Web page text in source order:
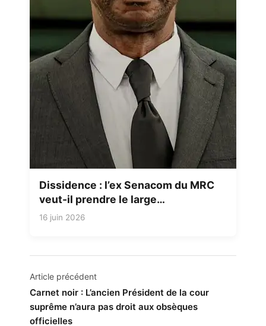
Dissidence : l’ex Senacom du MRC
veut-il prendre le large…
16 juin 2026
Navigation
de
l’article
Article précédent
Carnet noir : L’ancien Président de la cour
suprême n’aura pas droit aux obsèques
officielles